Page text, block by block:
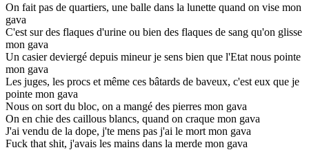
On fait pas de quartiers, une balle dans la lunette quand on vise mon
gava
C'est sur des flaques d'urine ou bien des flaques de sang qu'on glisse
mon gava
Un casier deviergé depuis mineur je sens bien que l'Etat nous pointe
mon gava
Les juges, les procs et même ces bâtards de baveux, c'est eux que je
pointe mon gava
Nous on sort du bloc, on a mangé des pierres mon gava
On en chie des caillous blancs, quand on craque mon gava
J'ai vendu de la dope, j'te mens pas j'ai le mort mon gava
Fuck that shit, j'avais les mains dans la merde mon gava